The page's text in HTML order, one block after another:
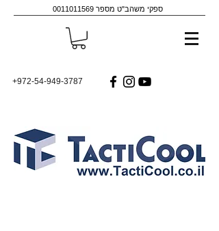
0011011569 ספקי משהב"ט מספר
+972-54-949-3787